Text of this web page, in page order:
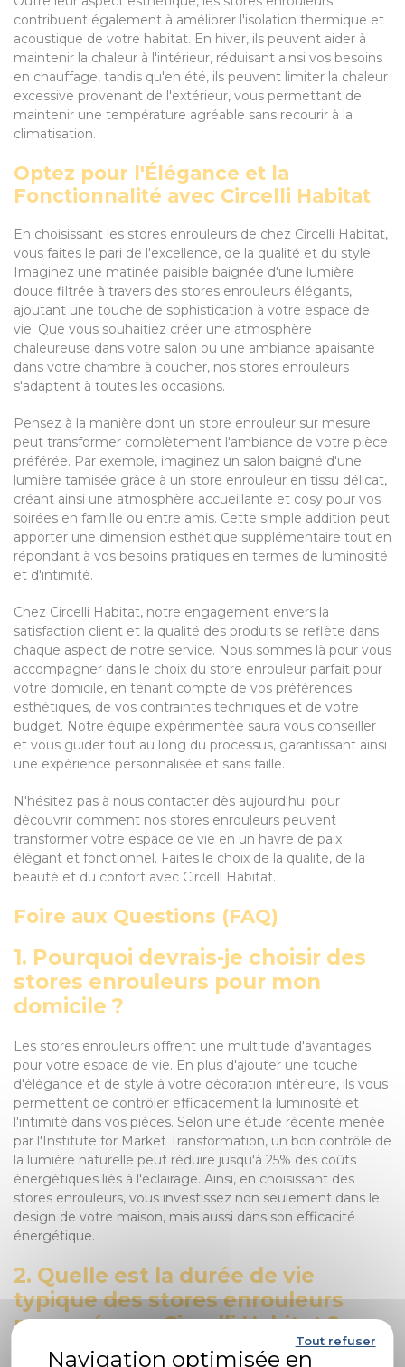
contribuent également à améliorer l'isolation thermique et
acoustique de votre habitat. En hiver, ils peuvent aider à
maintenir la chaleur à l'intérieur, réduisant ainsi vos besoins
en chauffage, tandis qu'en été, ils peuvent limiter la chaleur
excessive provenant de l'extérieur, vous permettant de
maintenir une température agréable sans recourir à la
climatisation.
Optez pour l'Élégance et la
Fonctionnalité avec Circelli Habitat
En choisissant les stores enrouleurs de chez Circelli Habitat,
vous faites le pari de l'excellence, de la qualité et du style.
Imaginez une matinée paisible baignée d'une lumière
douce filtrée à travers des stores enrouleurs élégants,
ajoutant une touche de sophistication à votre espace de
vie. Que vous souhaitiez créer une atmosphère
chaleureuse dans votre salon ou une ambiance apaisante
dans votre chambre à coucher, nos stores enrouleurs
s'adaptent à toutes les occasions.
Pensez à la manière dont un store enrouleur sur mesure
peut transformer complètement l'ambiance de votre pièce
préférée. Par exemple, imaginez un salon baigné d'une
lumière tamisée grâce à un store enrouleur en tissu délicat,
créant ainsi une atmosphère accueillante et cosy pour vos
soirées en famille ou entre amis. Cette simple addition peut
apporter une dimension esthétique supplémentaire tout en
répondant à vos besoins pratiques en termes de luminosité
et d'intimité.
Chez Circelli Habitat, notre engagement envers la
satisfaction client et la qualité des produits se reflète dans
chaque aspect de notre service. Nous sommes là pour vous
accompagner dans le choix du store enrouleur parfait pour
votre domicile, en tenant compte de vos préférences
esthétiques, de vos contraintes techniques et de votre
budget. Notre équipe expérimentée saura vous conseiller
et vous guider tout au long du processus, garantissant ainsi
une expérience personnalisée et sans faille.
N'hésitez pas à nous contacter dès aujourd'hui pour
découvrir comment nos stores enrouleurs peuvent
transformer votre espace de vie en un havre de paix
élégant et fonctionnel. Faites le choix de la qualité, de la
beauté et du confort avec Circelli Habitat.
Foire aux Questions (FAQ)
1. Pourquoi devrais-je choisir des
stores enrouleurs pour mon
domicile ?
Les stores enrouleurs offrent une multitude d'avantages
pour votre espace de vie. En plus d'ajouter une touche
d'élégance et de style à votre décoration intérieure, ils vous
permettent de contrôler efficacement la luminosité et
l'intimité dans vos pièces. Selon une étude récente menée
par l'Institute for Market Transformation, un bon contrôle de
la lumière naturelle peut réduire jusqu'à 25% des coûts
énergétiques liés à l'éclairage. Ainsi, en choisissant des
stores enrouleurs, vous investissez non seulement dans le
design de votre maison, mais aussi dans son efficacité
énergétique.
2. Quelle est la durée de vie
typique des stores enrouleurs
proposés par Circelli Habitat ?
Tout refuser